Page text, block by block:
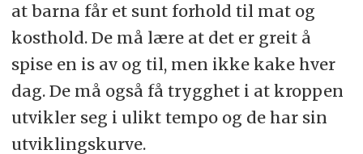
at barna får et sunt forhold til mat og
kosthold. De må lære at det er greit å
spise en is av og til, men ikke kake hver
dag. De må også få trygghet i at kroppen
utvikler seg i ulikt tempo og de har sin
utviklingskurve.